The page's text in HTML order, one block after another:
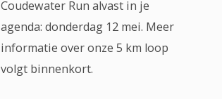
Coudewater Run alvast in je
agenda: donderdag 12 mei. Meer
informatie over onze 5 km loop
volgt binnenkort.